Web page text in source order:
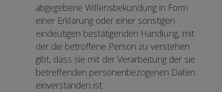
abgegebene Willensbekundung in Form
einer Erklärung oder einer sonstigen
eindeutigen bestätigenden Handlung, mit
der die betroffene Person zu verstehen
gibt, dass sie mit der Verarbeitung der sie
betreffenden personenbezogenen Daten
einverstanden ist.